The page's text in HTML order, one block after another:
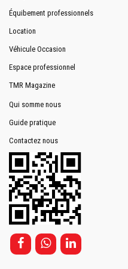
Équibement professionnels
Location
Véhicule Occasion
Espace professionnel
TMR Magazine
Qui somme nous
Guide pratique
Contactez nous